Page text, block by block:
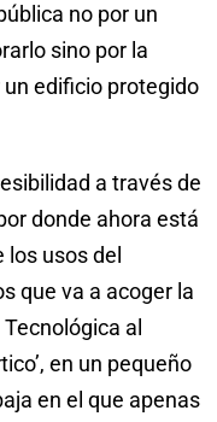
no por un
sino por la
edificio protegido
a través de
donde ahora está
los usos del
que va a acoger la
al
en un pequeño
en el que apenas